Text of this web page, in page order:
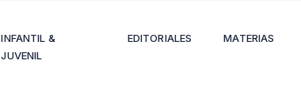
INFANTIL &
JUVENIL
EDITORIALES MATERIAS